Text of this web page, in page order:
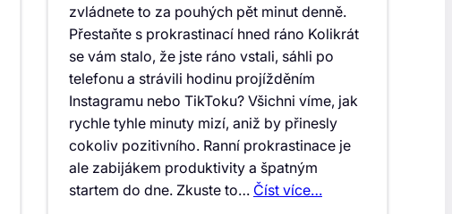
zvládnete to za pouhých pět minut denně.
Přestaňte s prokrastinací hned ráno Kolikrát
se vám stalo, že jste ráno vstali, sáhli po
telefonu a strávili hodinu projížděním
Instagramu nebo TikToku? Všichni víme, jak
rychle tyhle minuty mizí, aniž by přinesly
cokoliv pozitivního. Ranní prokrastinace je
ale zabijákem produktivity a špatným
startem do dne. Zkuste to… Číst více…